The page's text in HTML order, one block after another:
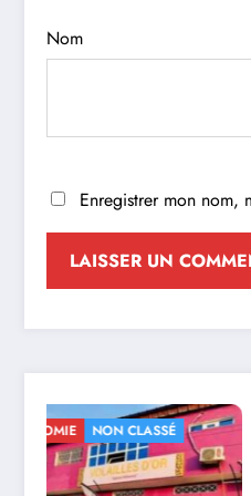
Nom
Enregistrer mon nom,
ACTU NON CLASSÉ